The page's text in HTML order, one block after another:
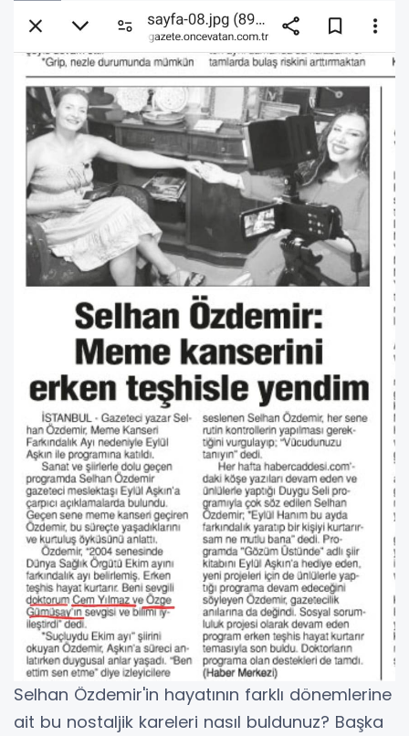
Selhan Özdemir'in hayatının farklı dönemlerine
ait bu nostaljik kareleri nasıl buldunuz? Başka